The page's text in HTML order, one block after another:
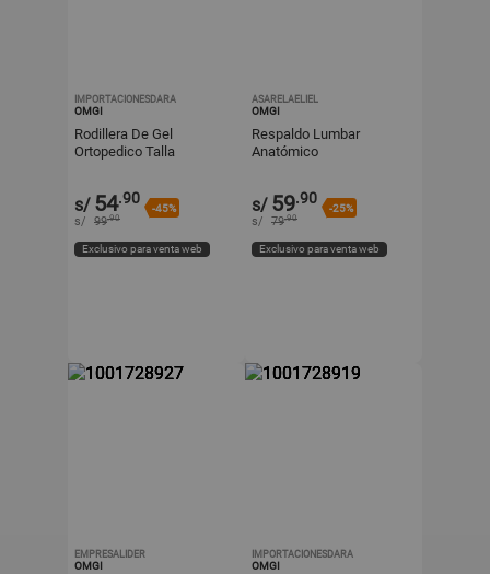
IMPORTACIONESDARA
OMGI
Rodillera De Gel
Ortopedico Talla
s/ 54.90
-45%
s/ 99.90
Exclusivo para venta web
ASARELAELIEL
OMGI
Respaldo Lumbar
Anatómico
s/ 59.90
-25%
s/ 79.90
Exclusivo para venta web
EMPRESALIDER
OMGI
IMPORTACIONESDARA
OMGI